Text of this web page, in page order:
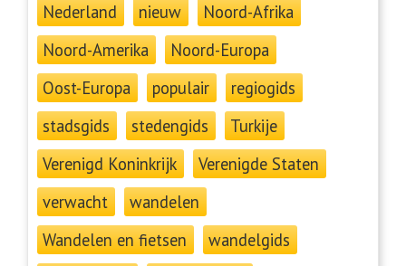
Nederland nieuw
Noord-Afrika
Noord-Amerika
Noord-Europa
Oost-Europa
populair
regiogids
stadsgids
stedengids
Turkije
Verenigd Koninkrijk
Verenigde Staten
verwacht
wandelen
Wandelen en fietsen
wandelgids